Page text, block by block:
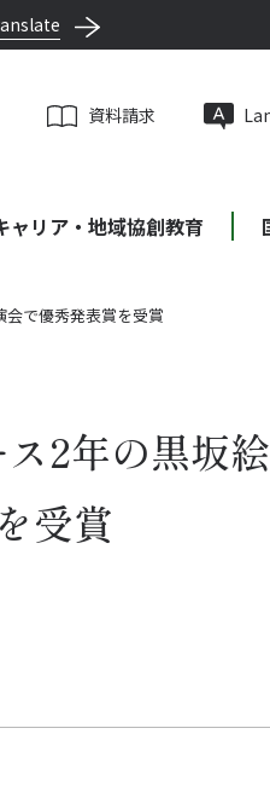
資料請求
ャリア・地域協創教育
で優秀発表賞を受賞
2年の黒坂
受賞